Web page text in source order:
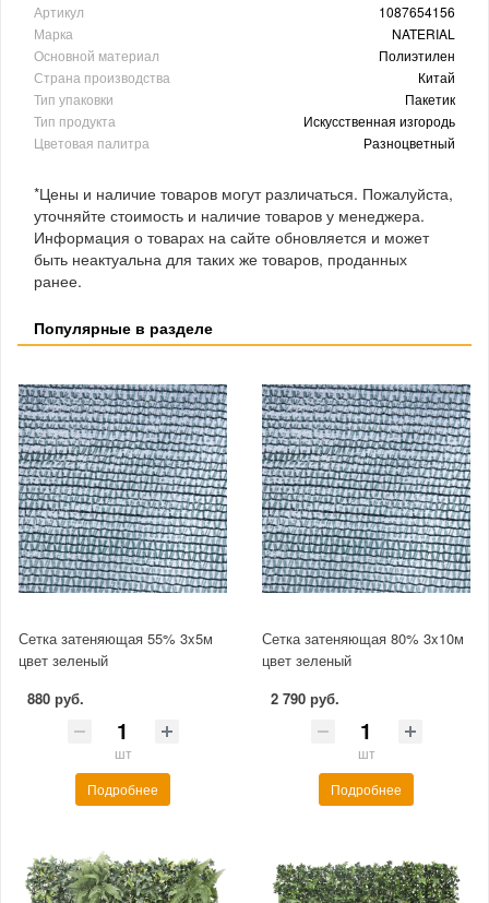
Артикул
1087654156
Марка
NATERIAL
Основной материал
Полиэтилен
Страна производства
Китай
Тип упаковки
Пакетик
Тип продукта
Искусственная изгородь
Цветовая палитра
Разноцветный
*Цены и наличие товаров могут различаться. Пожалуйста,
уточняйте стоимость и наличие товаров у менеджера.
Информация о товарах на сайте обновляется и может
быть неактуальна для таких же товаров, проданных
ранее.
Популярные в разделе
Сетка затеняющая 55% 3x5м
цвет зеленый
880 руб.
шт
Подробнее
Сетка затеняющая 80% 3x10м
цвет зеленый
2 790 руб.
шт
Подробнее